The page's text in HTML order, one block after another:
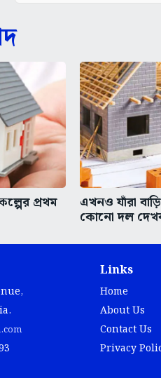
প্রথম এখনও যাঁরা
কোনো দল
Links
Home
About Us
Contact Us
Privacy